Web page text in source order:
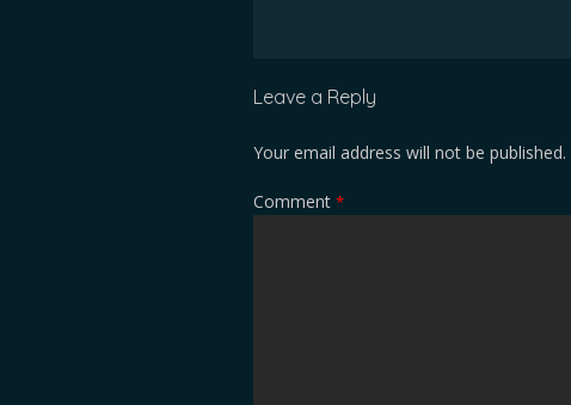
Leave a Reply
Your email address will not be published.
Comment *